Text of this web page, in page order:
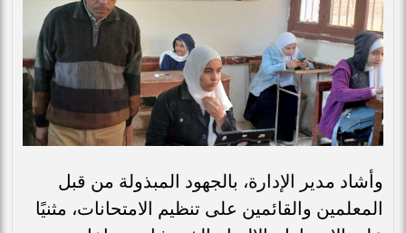
وأشاد مدير الإدارة، بالجهود المبذولة من قبل
المعلمين والقائمين على تنظيم الامتحانات، مثنيًا